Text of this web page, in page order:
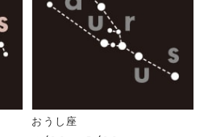
おうし座